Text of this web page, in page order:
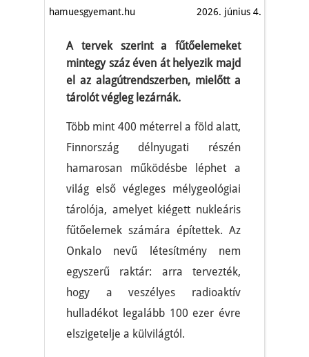
hamuesgyemant.hu 2026. június 4.
A tervek szerint a fűtőelemeket
mintegy száz éven át helyezik majd
el az alagútrendszerben, mielőtt a
tárolót végleg lezárnák.
Több mint 400 méterrel a föld alatt,
Finnország délnyugati részén
hamarosan működésbe léphet a
világ első végleges mélygeológiai
tárolója, amelyet kiégett nukleáris
fűtőelemek számára építettek. Az
Onkalo nevű létesítmény nem
egyszerű raktár: arra tervezték,
hogy a veszélyes radioaktív
hulladékot legalább 100 ezer évre
elszigetelje a külvilágtól.